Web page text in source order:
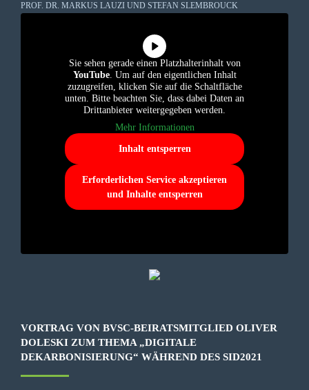
PROF. DR. MARKUS LAUZI UND STEFAN SLEMBROUCK
Sie sehen gerade einen Platzhalterinhalt von
YouTube. Um auf den eigentlichen Inhalt
zuzugreifen, klicken Sie auf die Schaltfläche
unten. Bitte beachten Sie, dass dabei Daten an
Drittanbieter weitergegeben werden.
Mehr Informationen
Inhalt entsperren
Erforderlichen Service akzeptieren
und Inhalte entsperren
VORTRAG VON BVSC-BEIRATSMITGLIED OLIVER
DOLESKI ZUM THEMA „DIGITALE
DEKARBONISIERUNG“ WÄHREND DES SID2021